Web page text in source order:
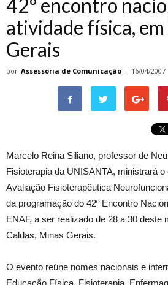
42º encontro
atividade física,
Gerais
por Assessoria de Comunicação - 16/04/2007
Marcelo Reina Siliano, professor de
Fisioterapia da UNISANTA, ministrará
Avaliação Fisioterapêutica
da programação do 42º Encontro
ENAF, a ser realizado de 28 a 30 deste
Caldas, Minas Gerais.
O evento reúne nomes nacionais e
Educação Física, Fisioterapia,